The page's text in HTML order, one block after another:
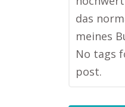
das
meines
No tags
post.